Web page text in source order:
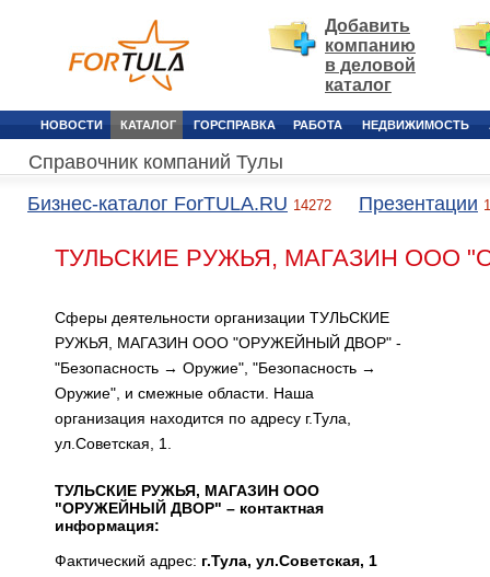
Добавить
компанию
в деловой
каталог
НОВОСТИ КАТАЛОГ ГОРСПРАВКА РАБОТА НЕДВИЖИМОСТЬ
Справочник компаний Тулы
Бизнес-каталог ForTULA.RU 14272 Презентации
ТУЛЬСКИЕ РУЖЬЯ, МАГАЗИН ООО
Сферы деятельности организации ТУЛЬСКИЕ
РУЖЬЯ, МАГАЗИН ООО "ОРУЖЕЙНЫЙ ДВОР" -
"Безопасность → Оружие", "Безопасность →
Оружие", и смежные области. Наша
организация находится по адресу г.Тула,
ул.Советская, 1.
ТУЛЬСКИЕ РУЖЬЯ, МАГАЗИН ООО
"ОРУЖЕЙНЫЙ ДВОР" – контактная
информация:
Фактический адрес: г.Тула, ул.Советская, 1